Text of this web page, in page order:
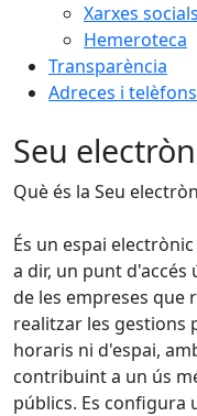
Xarxes
Hemeroteca
Transparència
Adreces i telèfons
Seu
Què és la Seu
És un espai
a dir, un punt d'accés
de les empreses que
realitzar les gestions
horaris ni d'espai,
contribuint a un ús
públics. Es configura